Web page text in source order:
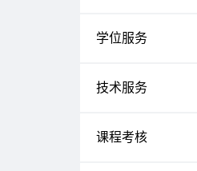
学位服务
技术服务
课程考核